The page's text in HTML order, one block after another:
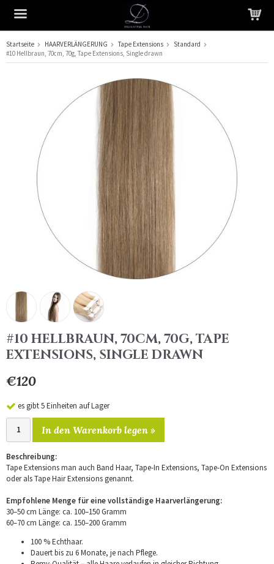
Das Produkt wurde in Ihren Warenkorb gelegt
Startseite HAARVERLÄNGERUNG Tape Extensions
Standard
#10 Hellbraun, 70cm, 70g, Tape Extensions, Single drawn
#10 HELLBRAUN, 70CM, 70G, TAPE
EXTENSIONS, SINGLE DRAWN
€120
es gibt 5 Einheiten auf Lager
In den Warenkorb legen »
Beschreibung:
Tape Extensions man auch Band Haar, Tape-In Extensions, Tape-On Extensions
oder als Tape Hair Extensions genannt.
Empfohlene Menge für eine vollständige Haarverlängerung:
30–50 cm Länge: ca. 100–150 Gramm
60–70 cm Länge: ca. 150–200 Gramm
100 % Echthaar.
Dauert bis zu 6 Monate, je nach Pflege.